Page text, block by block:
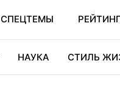
СПЕЦТЕМЫ
НАУКА СТИЛЬ